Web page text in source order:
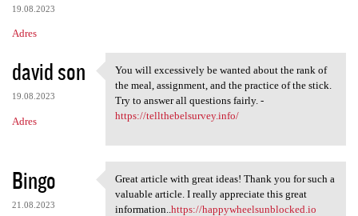
19.08.2023
Adres
david son
19.08.2023
Adres
You will excessively be
You will excessively be wanted about the rank of
the meal, assignment, and the practice of the stick.
Try to answer all questions fairly. -
https://tellthebelsurvey.info/
Bingo
21.08.2023
Great article with great
Great article with great ideas! Thank you for such a
valuable article. I really appreciate this great
information..https://happywheelsunblocked.io